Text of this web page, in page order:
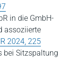
in die GmbH-
assoziierte
2024, 225
bei Sitzspaltung